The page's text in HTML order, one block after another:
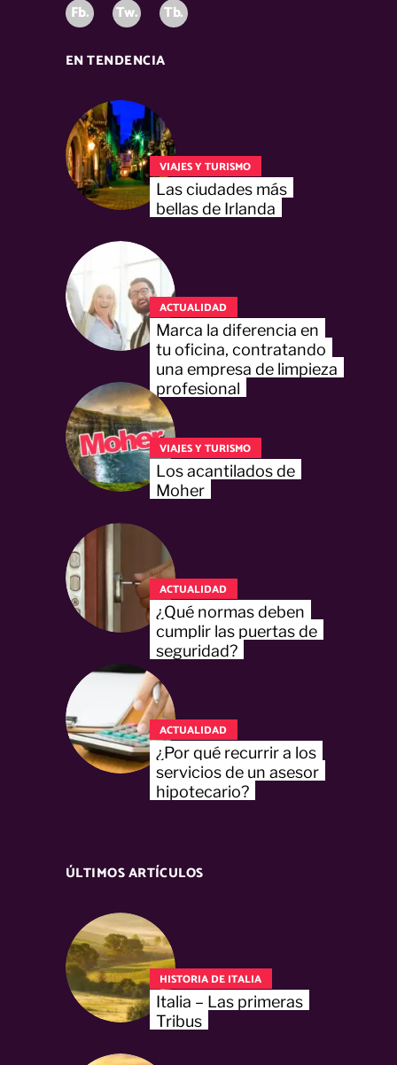
Fb. Tw. Tb.
EN TENDENCIA
VIAJES Y TURISMO
Las ciudades más
bellas de Irlanda
ACTUALIDAD
Marca la diferencia en
tu oficina, contratando
una empresa de limpieza
profesional
VIAJES Y TURISMO
Los acantilados de
Moher
ACTUALIDAD
¿Qué normas deben
cumplir las puertas de
seguridad?
ACTUALIDAD
¿Por qué recurrir a los
servicios de un asesor
hipotecario?
ÚLTIMOS ARTÍCULOS
HISTORIA DE ITALIA
Italia – Las primeras
Tribus